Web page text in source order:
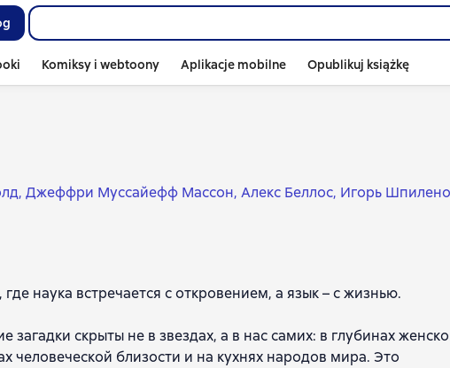
Komiksy i webtoony Aplikacje mobilne Opublikuj książkę
Джеффри Муссайефф Массон Алекс Беллос Игорь
наука встречается с откровением, а язык – с жизнью.
скрыты не в звездах, а в нас самих: в глубинах
человеческой близости и на кухнях народов мира. Это